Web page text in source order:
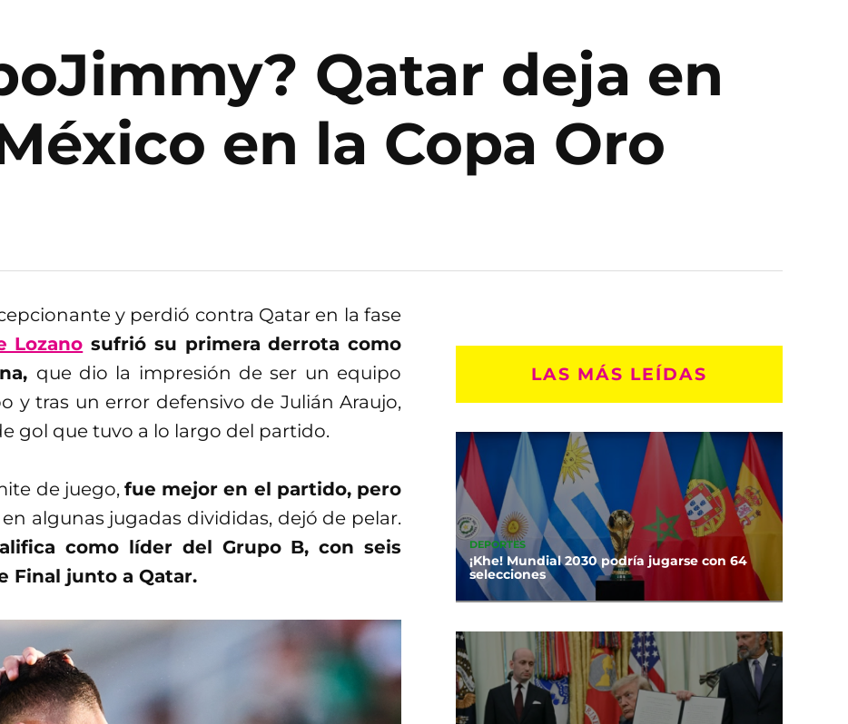
Qatar deja en
en la Copa Oro
y perdió contra Qatar en la fase
Lozano sufrió su primera derrota como
que dio la impresión de ser un equipo
y tras un error defensivo de Julián Araujo,
gol que tuvo a lo largo del partido.
de juego, fue mejor en el partido, pero
algunas jugadas divididas, dejó de pelar.
como líder del Grupo B, con seis
Final junto a Qatar.
LAS MÁS LEÍDAS
DEPORTES
¡Khe! Mundial 2030 podría jugarse con 64
selecciones